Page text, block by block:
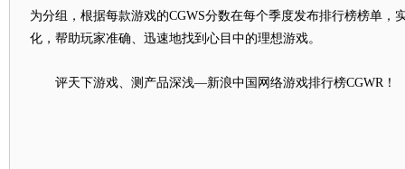
为分组，根据每款游戏的CGWS分数在每个季度发布排行榜榜单，
化，帮助玩家准确、迅速地找到心目中的理想游戏。
评天下游戏、测产品深浅—新浪中国网络游戏排行榜CGWR